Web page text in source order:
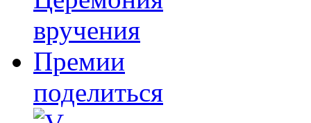
поделиться